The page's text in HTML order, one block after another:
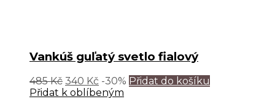
Vankúš guľatý svetlo fialový
485Kč 340 Kč -30% Přidat do košíku
Přidat k oblíbeným